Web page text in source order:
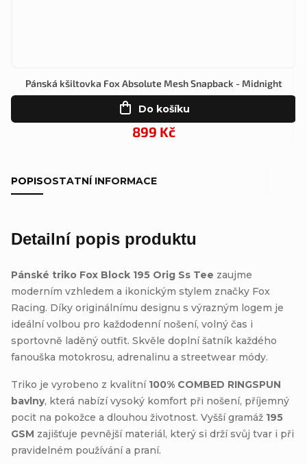
Pánská kšiltovka Fox Absolute Mesh Snapback - Midnight
899 Kč
Do košíku
POPISOSTATNÍ INFORMACE
Detailní popis produktu
Pánské triko Fox Block 195 Orig Ss Tee zaujme
moderním vzhledem a ikonickým stylem značky Fox
Racing. Díky originálnímu designu s výrazným logem je
ideální volbou pro každodenní nošení, volný čas i
sportovně laděný outfit. Skvěle doplní šatník každého
fanouška motokrosu, adrenalinu a streetwear módy.
Triko je vyrobeno z kvalitní 100% COMBED RINGSPUN
bavlny, která nabízí vysoký komfort při nošení, příjemný
pocit na pokožce a dlouhou životnost. Vyšší gramáž 195
GSM zajišťuje pevnější materiál, který si drží svůj tvar i při
pravidelném používání a praní.